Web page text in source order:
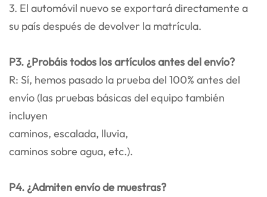
3. El automóvil nuevo se exportará directamente a
su país después de devolver la matrícula.
P3. ¿Probáis todos los artículos antes del envío?
R: Sí, hemos pasado la prueba del 100% antes del
envío (las pruebas básicas del equipo también
incluyen
caminos, escalada, lluvia,
caminos sobre agua, etc.).
P4. ¿Admiten envío de muestras?